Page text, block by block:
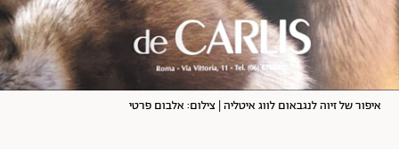
איפור של זיוה לנגבאום לווג איטליה | צילום: אלבום פרטי